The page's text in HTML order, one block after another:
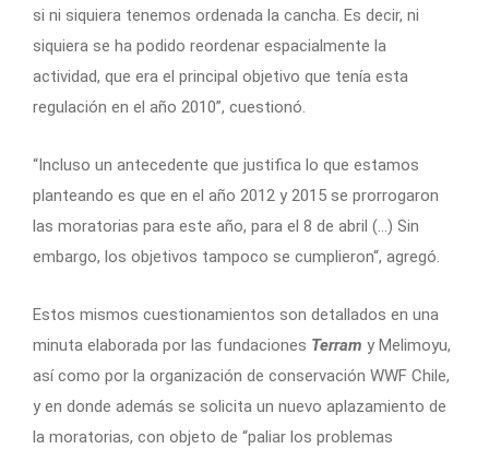
si ni siquiera tenemos ordenada la cancha. Es decir, ni
siquiera se ha podido reordenar espacialmente la
actividad, que era el principal objetivo que tenía esta
regulación en el año 2010”, cuestionó.
“Incluso un antecedente que justifica lo que estamos
planteando es que en el año 2012 y 2015 se prorrogaron
las moratorias para este año, para el 8 de abril (…) Sin
embargo, los objetivos tampoco se cumplieron“, agregó.
Estos mismos cuestionamientos son detallados en una
minuta elaborada por las fundaciones Terram y Melimoyu,
así como por la organización de conservación WWF Chile,
y en donde además se solicita un nuevo aplazamiento de
la moratorias, con objeto de “paliar los problemas